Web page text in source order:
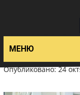
МЕНЮ
Опубликовано: 24